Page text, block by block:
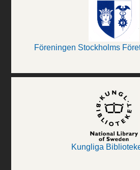
Föreningen Stockholms
Kungliga